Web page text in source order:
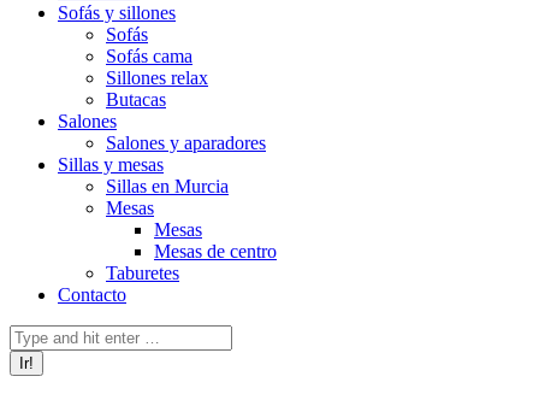
Sofás y sillones
Sofás
Sofás cama
Sillones relax
Butacas
Salones
Salones y aparadores
Sillas y mesas
Sillas en Murcia
Mesas
Mesas
Mesas de centro
Taburetes
Contacto
Buscar: